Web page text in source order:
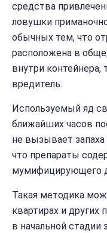
средства
ловушки
обычных тем, что
расположена в
внутри
вредитель.
Используемый яд
ближайших часов
не вызывает
что препараты
мумифицирующего
Такая методика
квартирах и
в начальной стадии